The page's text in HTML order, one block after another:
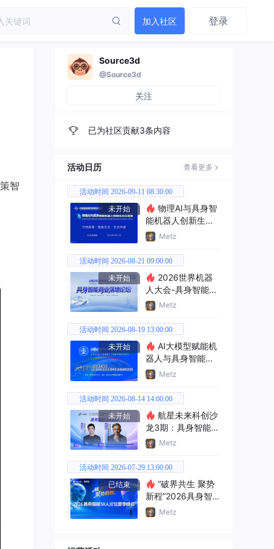
加入社区 登录
智
Source3d
@Source3d
关注
已为社区贡献3条内容
活动日历 查看更多
活动时间 2026-09-11 08:30:00
未开始
能机器人创新生态
交流会
Metz
活动时间 2026-08-21 09:00:00
未开始
人大会-具身智能商
业落地论坛
Metz
活动时间 2026-08-19 13:00:00
未开始
器人与具身智能产
业新范式交流活动
Metz
活动时间 2026-08-14 14:00:00
未开始
龙3期：具身智能创
业机遇
Metz
活动时间 2026-07-29 13:00:00
已结束
新程”2026具身智
能50人论坛夏季峰
会
Metz